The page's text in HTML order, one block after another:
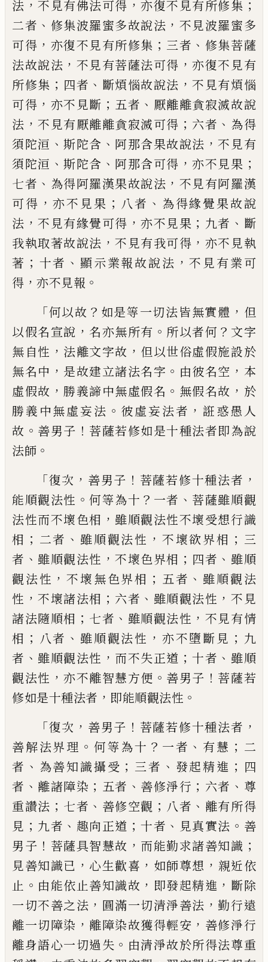
法 ，不見有佛法可得 ，亦復不見有所修集 ；
二者 、 修集波羅蜜多故說法 ， 不見波羅蜜多
可得 ， 亦復不見有所修集 ； 三者 、 修集菩薩
法故說法 ， 不見有菩薩法可得 ，亦復不見有
所修集 ； 四者 、 斷煩惱故說法 ，不見有煩惱
可得 ， 亦不見斷 ； 五者 、 厭離離貪寂滅故說
法 ，不見有厭離離貪寂滅可得 ； 六者 、 為得
須陀洹 、斯陀含 、 阿那含果故說法 ，不見有
須陀洹 、斯陀含 、 阿那含可得 ，亦不見果 ；
七者 、 為得阿羅漢果故說法 ， 不見有阿羅漢
可得 ，亦不見果 ； 八者 、 為得緣覺果故說
法 ，不見有緣覺可得 ，亦不見果 ； 九者 、 斷
我執取著故說法 ，不見有我可得 ， 亦不見執
著 ； 十者 、 顯示業報故說法 ，不見有業可
得 ， 亦不見報 。
「何以故 ？ 如是等一切法皆無實體 ， 但
以假名宣說 ，名亦無所有 。 所以者何 ？ 文字
無自性 ， 法離文字故 ， 但以世俗虛假施設於
無名中 ， 是故建立諸法名字 。 由彼名空 ， 本
虛假故 ， 勝義諦中無虛假名 。 無假名故 ， 於
勝義中無虛妄法 。 彼虛妄法者 ，誑惑愚人
故 。 善男子 ！ 菩薩若修如是十種法者即為說
法師 。
「復次 ， 善男子 ！ 菩薩若修十種法者 ，
能順觀法性 。何等為十 ？ 一者 、 菩薩雖順觀
法性而不壞色相 ，雖順觀法性不壞受想行識
相 ； 二者 、 雖順觀法性 ， 不壞欲界相 ； 三
者 、雖順觀法性 ，不壞色界相 ； 四者 、雖順
觀法性 ，不壞無色界相 ； 五者 、雖順觀法
性 ，不壞諸法相 ； 六者 、 雖順觀法性 ， 不見
諸法隨順相 ； 七者 、 雖順觀法性 ， 不見有情
相 ； 八者 、 雖順觀法性 ， 亦不墮斷見 ； 九
者 、雖順觀法性 ， 而不失正道 ； 十者 、 雖順
觀法性 ，亦不離智慧方便 。 善男子 ！ 菩薩若
修如是十種法者 ， 即能順觀法性 。
「復次 ， 善男子 ！ 菩薩若修十種法者 ，
善解法界理 。 何等為十 ？ 一者 、 有慧 ； 二
者 、 為善知識攝受 ； 三者 、 發起精進 ； 四
者 、 離諸障染 ； 五者 、 善修淨行 ； 六者 、 尊
重讚法 ； 七者 、 善修空觀 ； 八者 、 離有所得
見 ； 九者 、 趣向正道 ； 十者 、 見真實法 。 善
男子 ！ 菩薩具智慧故 ， 而能勤求諸善知識 ；
見善知識已 ， 心生歡喜 ， 如師尊想 ， 親近依
止 。 由能依止善知識故 ， 即發起精進 ， 斷除
一切不善之法 ， 圓滿一切清淨善法 ，勤行遠
離一切障染 ， 離障染故獲得輕安 ， 善修淨行
離身語心一切過失 。 由清淨故於所得法尊重